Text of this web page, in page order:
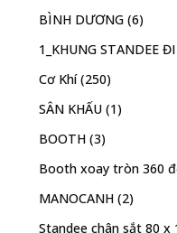
BÌNH DƯƠNG (6)
1_KHUNG STANDEE
Cơ Khí (250)
SÂN KHẤU (1)
BOOTH (3)
Booth xoay tròn 360
MANOCANH (2)
Standee chân sắt 80 x